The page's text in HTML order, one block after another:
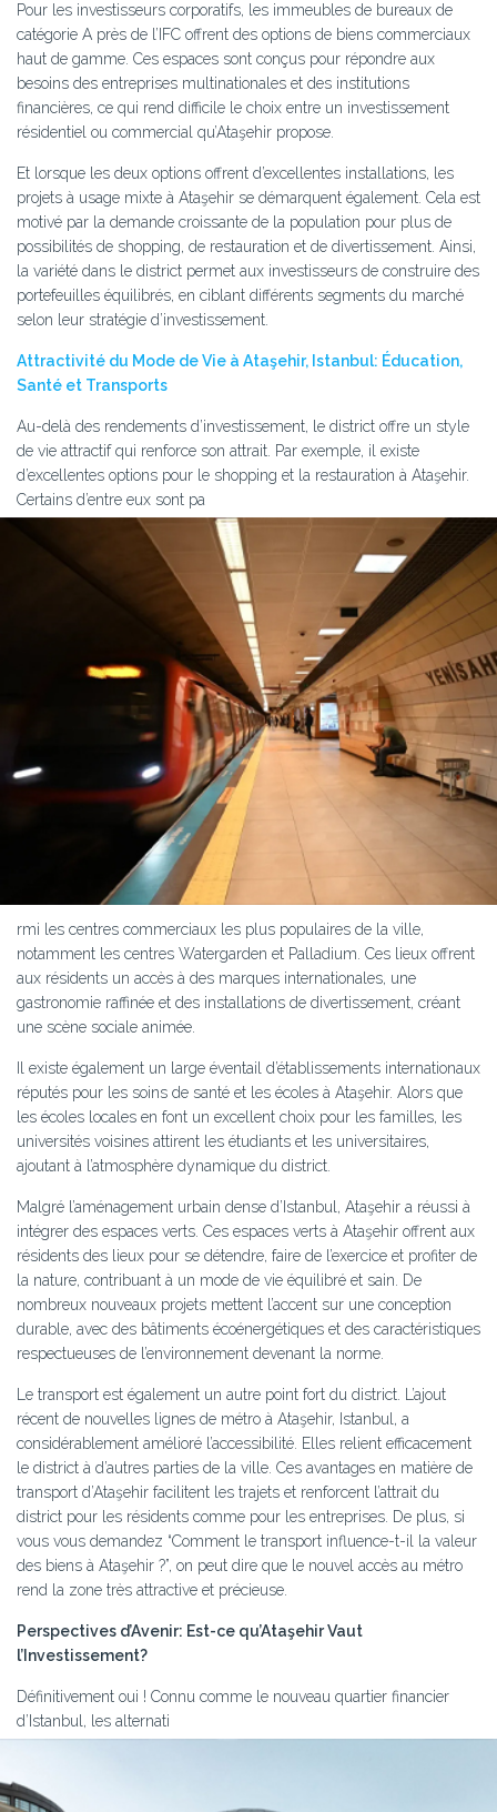
Pour les investisseurs corporatifs, les immeubles de bureaux de
catégorie A près de l’IFC offrent des options de biens commerciaux
haut de gamme. Ces espaces sont conçus pour répondre aux
besoins des entreprises multinationales et des institutions
financières, ce qui rend difficile le choix entre un investissement
résidentiel ou commercial qu’Ataşehir propose.
Et lorsque les deux options offrent d’excellentes installations, les
projets à usage mixte à Ataşehir se démarquent également. Cela est
motivé par la demande croissante de la population pour plus de
possibilités de shopping, de restauration et de divertissement. Ainsi,
la variété dans le district permet aux investisseurs de construire des
portefeuilles équilibrés, en ciblant différents segments du marché
selon leur stratégie d’investissement.
Attractivité du Mode de Vie à Ataşehir, Istanbul: Éducation,
Santé et Transports
Au-delà des rendements d’investissement, le district offre un style
de vie attractif qui renforce son attrait. Par exemple, il existe
d’excellentes options pour le shopping et la restauration à Ataşehir.
Certains d’entre eux sont pa
rmi les centres commerciaux les plus populaires de la ville,
notamment les centres Watergarden et Palladium. Ces lieux offrent
aux résidents un accès à des marques internationales, une
gastronomie raffinée et des installations de divertissement, créant
une scène sociale animée.
Il existe également un large éventail d’établissements internationaux
réputés pour les soins de santé et les écoles à Ataşehir. Alors que
les écoles locales en font un excellent choix pour les familles, les
universités voisines attirent les étudiants et les universitaires,
ajoutant à l’atmosphère dynamique du district.
Malgré l’aménagement urbain dense d’Istanbul, Ataşehir a réussi à
intégrer des espaces verts. Ces espaces verts à Ataşehir offrent aux
résidents des lieux pour se détendre, faire de l’exercice et profiter de
la nature, contribuant à un mode de vie équilibré et sain. De
nombreux nouveaux projets mettent l’accent sur une conception
durable, avec des bâtiments écoénergétiques et des caractéristiques
respectueuses de l’environnement devenant la norme.
Le transport est également un autre point fort du district. L’ajout
récent de nouvelles lignes de métro à Ataşehir, Istanbul, a
considérablement amélioré l’accessibilité. Elles relient efficacement
le district à d’autres parties de la ville. Ces avantages en matière de
transport d’Ataşehir facilitent les trajets et renforcent l’attrait du
district pour les résidents comme pour les entreprises. De plus, si
vous vous demandez “Comment le transport influence-t-il la valeur
des biens à Ataşehir ?”, on peut dire que le nouvel accès au métro
rend la zone très attractive et précieuse.
Perspectives d’Avenir: Est-ce qu’Ataşehir Vaut
l’Investissement?
Définitivement oui ! Connu comme le nouveau quartier financier
d’Istanbul, les alternati